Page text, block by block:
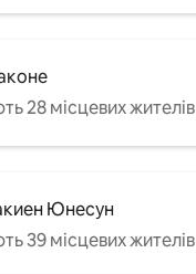
28 місцевих жителів
Юнесун
39 місцевих жителів